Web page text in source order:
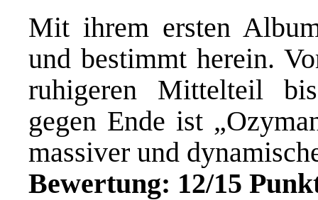
Mit ihrem ersten
und bestimmt herein.
ruhigeren Mittelteil
gegen Ende ist
massiver und
Bewertung: 12/15